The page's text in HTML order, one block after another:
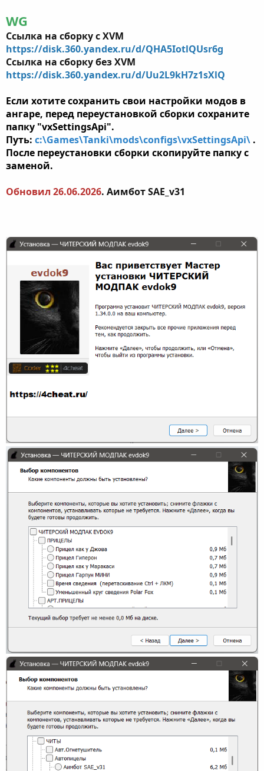
WG
Ссылка на сборку с XVM
https://disk.360.yandex.ru/d/QHA5IotlQUsr6g
Ссылка на сборку без XVM
https://disk.360.yandex.ru/d/Uu2L9kH7z1sXlQ
Если хотите сохранить свои настройки модов в
ангаре, перед переустановкой сборки сохраните
папку "vxSettingsApi".
Путь: c:\Games\Tanki\mods\configs\vxSettingsApi\ .
После переустановки сборки скопируйте папку с
заменой.
Обновил 26.06.2026. Аимбот SAE_v31